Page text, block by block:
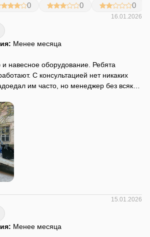
0 0 0
Менее месяца
и навесное оборудование. Ребята
С консультацией нет никаких
им часто, но менеджер без всяких
вопрос.
16.01.2026
Менее месяца
15.01.2026